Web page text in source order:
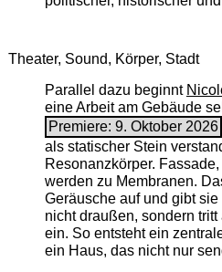
Theater, Sound, Körper, Stadt
Parallel dazu beginnt
eine Arbeit am Gebäude
Premiere: 9. Oktober 2026
als statischer Stein
Resonanzkörper.
werden zu Membranen.
Geräusche auf und gibt
nicht draußen, sondern
ein. So entsteht ein
ein Haus, das nicht nur